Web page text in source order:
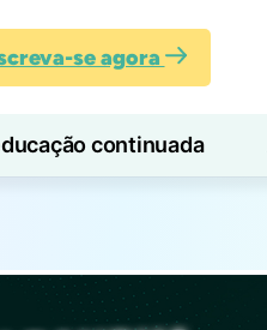
se agora
continuada